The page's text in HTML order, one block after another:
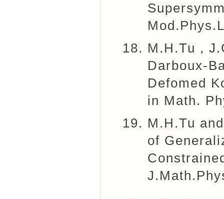
M.H.Tu ,
Darboux-
Defomed
in Math.
M.H.Tu
of